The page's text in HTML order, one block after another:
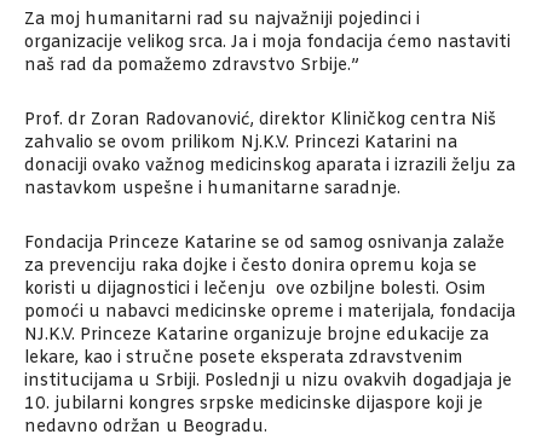
Za moj humanitarni rad su najvažniji pojedinci i
organizacije velikog srca. Ja i moja fondacija ćemo nastaviti
naš rad da pomažemo zdravstvo Srbije.”
Prof. dr Zoran Radovanović, direktor Kliničkog centra Niš
zahvalio se ovom prilikom Nj.K.V. Princezi Katarini na
donaciji ovako važnog medicinskog aparata i izrazili želju za
nastavkom uspešne i humanitarne saradnje.
Fondacija Princeze Katarine se od samog osnivanja zalaže
za prevenciju raka dojke i često donira opremu koja se
koristi u dijagnostici i lečenju ove ozbiljne bolesti. Osim
pomoći u nabavci medicinske opreme i materijala, fondacija
NJ.K.V. Princeze Katarine organizuje brojne edukacije za
lekare, kao i stručne posete eksperata zdravstvenim
institucijama u Srbiji. Poslednji u nizu ovakvih dogadjaja je
10. jubilarni kongres srpske medicinske dijaspore koji je
nedavno održan u Beogradu.